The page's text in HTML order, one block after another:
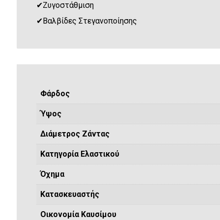
✔Ζυγοστάθμιση
✔Βαλβίδες Στεγανοποίησης
Φάρδος
Ύψος
Διάμετρος Ζάντας
Κατηγορία Ελαστικού
Όχημα
Κατασκευαστής
Οικονομία Καυσίμου